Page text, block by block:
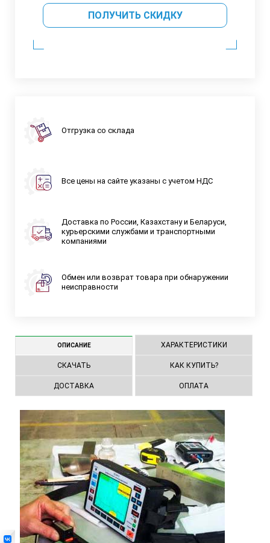
ПОЛУЧИТЬ СКИДКУ
Отгрузка со склада
Все цены на сайте указаны с учетом НДС
Доставка по России, Казахстану и Беларуси,
курьерскими службами и транспортными
компаниями
Обмен или возврат товара при обнаружении
неисправности
ОПИСАНИЕ ХАРАКТЕРИСТИКИ
СКАЧАТЬ КАК КУПИТЬ?
ДОСТАВКА ОПЛАТА